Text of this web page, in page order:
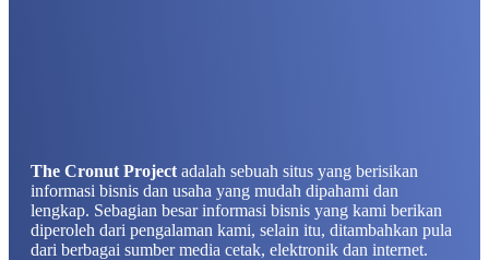
The Cronut Project adalah sebuah situs yang berisikan
informasi bisnis dan usaha yang mudah dipahami dan
lengkap. Sebagian besar informasi bisnis yang kami berikan
diperoleh dari pengalaman kami, selain itu, ditambahkan pula
dari berbagai sumber media cetak, elektronik dan internet.